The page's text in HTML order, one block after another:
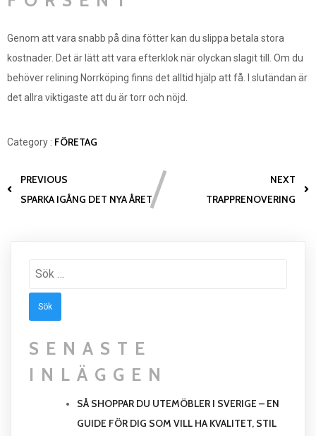
Genom att vara snabb på dina fötter kan du slippa betala stora
kostnader. Det är lätt att vara efterklok när olyckan slagit till. Om du
behöver relining Norrköping finns det alltid hjälp att få. I slutändan är
det allra viktigaste att du är torr och nöjd.
Category : FÖRETAG
PREVIOUS
SPARKA IGÅNG DET NYA ÅRET
NEXT
TRAPPRENOVERING
Sök
SENASTE
INLÄGGEN
SÅ SHOPPAR DU UTEMÖBLER I SVERIGE – EN
GUIDE FÖR DIG SOM VILL HA KVALITET, STIL